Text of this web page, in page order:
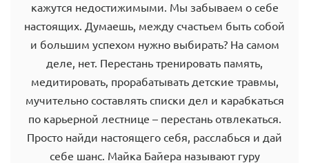
кажутся недостижимыми. Мы забываем о себе
настоящих. Думаешь, между счастьем быть собой
и большим успехом нужно выбирать? На самом
деле, нет. Перестань тренировать память,
медитировать, прорабатывать детские травмы,
мучительно составлять списки дел и карабкаться
по карьерной лестнице – перестань отвлекаться.
Просто найди настоящего себя, расслабься и дай
себе шанс. Майка Байера называют гуру